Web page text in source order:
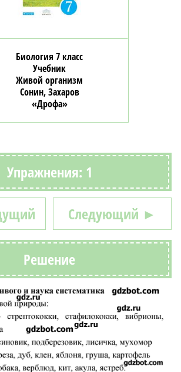
Биология 7 класс
Учебник
Живой организм
Сонин, Захаров
«Дрофа»
Упражнения: 1
Следующий ►
Решение